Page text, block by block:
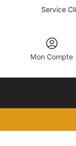
Service
Mon Compte